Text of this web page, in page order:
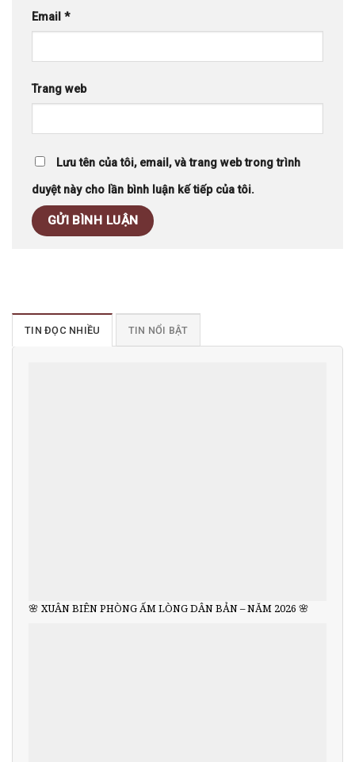
Email *
Trang web
Lưu tên của tôi, email, và trang web trong trình
duyệt này cho lần bình luận kế tiếp của tôi.
TIN ĐỌC NHIỀU TIN NỔI BẬT
🌸 XUÂN BIÊN PHÒNG ẤM LÒNG DÂN BẢN – NĂM 2026 🌸